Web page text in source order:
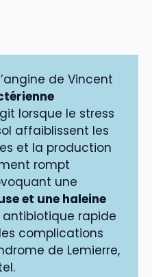
de Vincent
lorsque le stress
affaiblissent les
et la production
rompt
une
et une haleine
rapide
complications
de Lemierre,